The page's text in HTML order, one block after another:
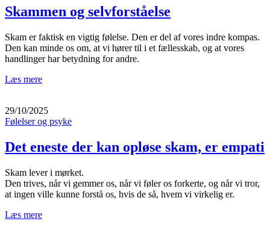
Skammen og selvforståelse
Skam er faktisk en vigtig følelse. Den er del af vores indre kompas.
Den kan minde os om, at vi hører til i et fællesskab, og at vores
handlinger har betydning for andre.
Læs mere
29/10/2025
Følelser og psyke
Det eneste der kan opløse skam, er empati
Skam lever i mørket.
Den trives, når vi gemmer os, når vi føler os forkerte, og når vi tror,
at ingen ville kunne forstå os, hvis de så, hvem vi virkelig er.
Læs mere